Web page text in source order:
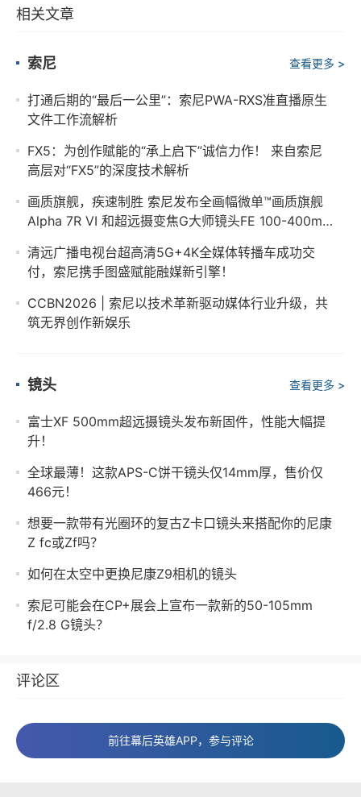
相关文章
索尼 查看更多 >
打通后期的“最后一公里”：索尼PWA-RXS准直播原生
文件工作流解析
FX5：为创作赋能的“承上启下”诚信力作！ 来自索尼
高层对“FX5”的深度技术解析
画质旗舰，疾速制胜 索尼发布全画幅微单™画质旗舰
Alpha 7R VI 和超远摄变焦G大师镜头FE 100-400mm
清远广播电视台超高清5G+4K全媒体转播车成功交
付，索尼携手图盛赋能融媒新引擎！
CCBN2026 | 索尼以技术革新驱动媒体行业升级，共
筑无界创作新娱乐
镜头 查看更多 >
富士XF 500mm超远摄镜头发布新固件，性能大幅提
升！
全球最薄！这款APS-C饼干镜头仅14mm厚，售价仅
466元！
想要一款带有光圈环的复古Z卡口镜头来搭配你的尼康
Z fc或Zf吗？
如何在太空中更换尼康Z9相机的镜头
索尼可能会在CP+展会上宣布一款新的50-105mm
f/2.8 G镜头？
评论区
前往幕后英雄APP，参与评论